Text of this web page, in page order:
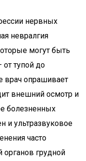
нервных
невралгия
могут быть
от тупой до
врач опрашивает
внешний осмотр и
болезненных
и ультразвуковое
часто
органов грудной